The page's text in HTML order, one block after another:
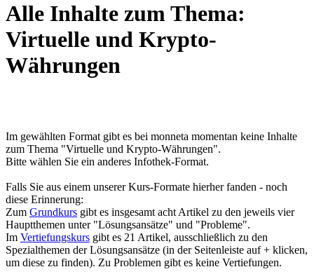
Alle Inhalte zum Thema:
Virtuelle und Krypto-
Währungen
Im gewählten Format gibt es bei monneta momentan keine Inhalte
zum Thema "Virtuelle und Krypto-Währungen".
Bitte wählen Sie ein anderes Infothek-Format.
Falls Sie aus einem unserer Kurs-Formate hierher fanden - noch
diese Erinnerung:
Zum Grundkurs gibt es insgesamt acht Artikel zu den jeweils vier
Hauptthemen unter "Lösungsansätze" und "Probleme".
Im Vertiefungskurs gibt es 21 Artikel, ausschließlich zu den
Spezialthemen der Lösungsansätze (in der Seitenleiste auf + klicken,
um diese zu finden). Zu Problemen gibt es keine Vertiefungen.